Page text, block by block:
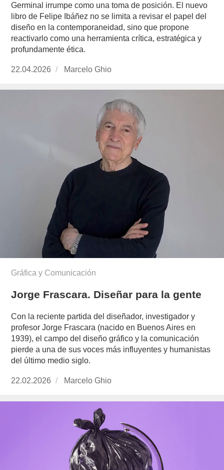
Germinal irrumpe como una toma de posición. El nuevo
libro de Felipe Ibáñez no se limita a revisar el papel del
diseño en la contemporaneidad, sino que propone
reactivarlo como una herramienta crítica, estratégica y
profundamente ética.
Publicado
22.04.2026
https://www.experimenta.es/author/marcelo-
Marcelo Ghio
Gráfica y Comunicación
Jorge Frascara. Diseñar para la gente
Con la reciente partida del diseñador, investigador y
profesor Jorge Frascara (nacido en Buenos Aires en
1939), el campo del diseño gráfico y la comunicación
pierde a una de sus voces más influyentes y humanistas
del último medio siglo.
Publicado
22.02.2026
https://www.experimenta.es/author/marcelo-
Marcelo Ghio